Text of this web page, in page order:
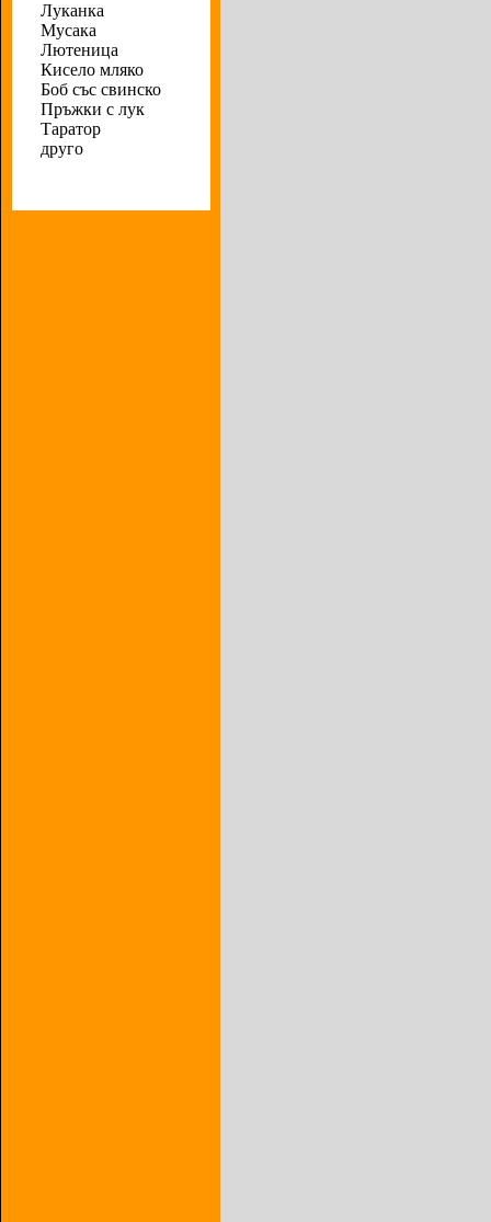
Луканка
Мусака
Лютеница
Кисело мляко
Боб със свинско
Пръжки с лук
Таратор
друго